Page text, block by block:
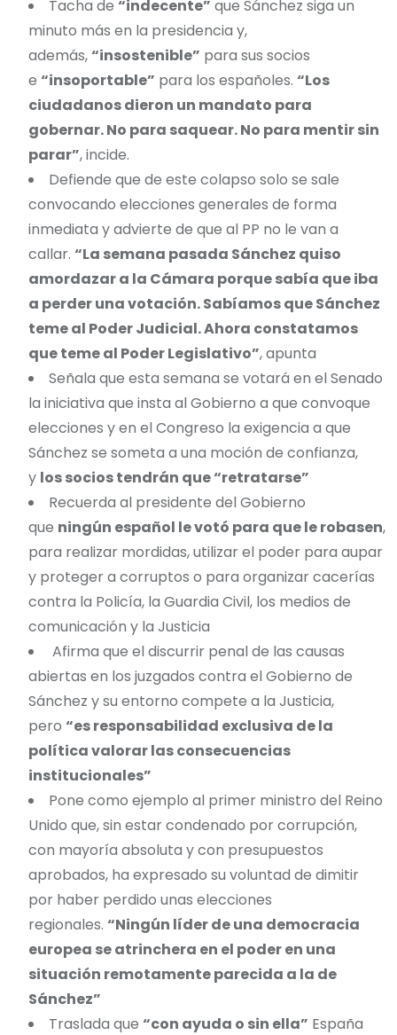
Tacha de “indecente” que Sánchez siga un
minuto más en la presidencia y,
además,“insostenible” para sus socios
e “insoportable” para los españoles. “Los
ciudadanos dieron un mandato para
gobernar. No para saquear. No para mentir sin
parar”, incide.
Defiende que de este colapso solo se sale
convocando elecciones generales de forma
inmediata y advierte de que al PP no le van a
callar. “La semana pasada Sánchez quiso
amordazar a la Cámara porque sabía que iba
a perder una votación. Sabíamos que Sánchez
teme al Poder Judicial. Ahora constatamos
que teme al Poder Legislativo”, apunta
Señala que esta semana se votará en el Senado
la iniciativa que insta al Gobierno a que convoque
elecciones y en el Congreso la exigencia a que
Sánchez se someta a una moción de confianza,
y los socios tendrán que “retratarse”
Recuerda al presidente del Gobierno
que ningún español le votó para que le robasen,
para realizar mordidas, utilizar el poder para aupar
y proteger a corruptos o para organizar cacerías
contra la Policía, la Guardia Civil, los medios de
comunicación y la Justicia
Afirma que el discurrir penal de las causas
abiertas en los juzgados contra el Gobierno de
Sánchez y su entorno compete a la Justicia,
pero “es responsabilidad exclusiva de la
política valorar las consecuencias
institucionales”
Pone como ejemplo al primer ministro del Reino
Unido que, sin estar condenado por corrupción,
con mayoría absoluta y con presupuestos
aprobados, ha expresado su voluntad de dimitir
por haber perdido unas elecciones
regionales. “Ningún líder de una democracia
europea se atrinchera en el poder en una
situación remotamente parecida a la de
Sánchez”
Traslada que “con ayuda o sin ella” España